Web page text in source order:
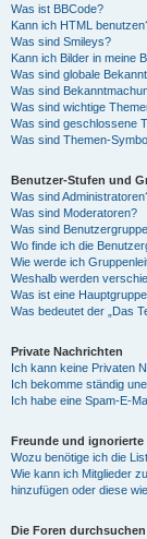
Was ist BBCode?
Kann ich HTML
Was sind Smileys?
Kann ich Bilder in meine
Was sind globale
Was sind
Was sind wichtige
Was sind geschlossene
Was sind Themen-
Benutzer-Stufen und
Was sind
Was sind Moderatoren?
Was sind
Wo finde ich die
Wie werde ich
Weshalb werden
Was ist eine
Was bedeutet der „Das
Private Nachrichten
Ich kann keine Privaten
Ich bekomme ständig
Ich habe eine Spam-E-
Freunde und ignorierte
Wozu benötige ich die
Wie kann ich Mitglieder
hinzufügen oder diese
Die Foren durchsuchen